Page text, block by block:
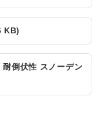
KB)
耐倒伏性 スノーデン